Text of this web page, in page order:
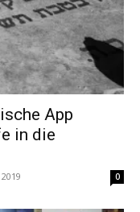
App
in die
0